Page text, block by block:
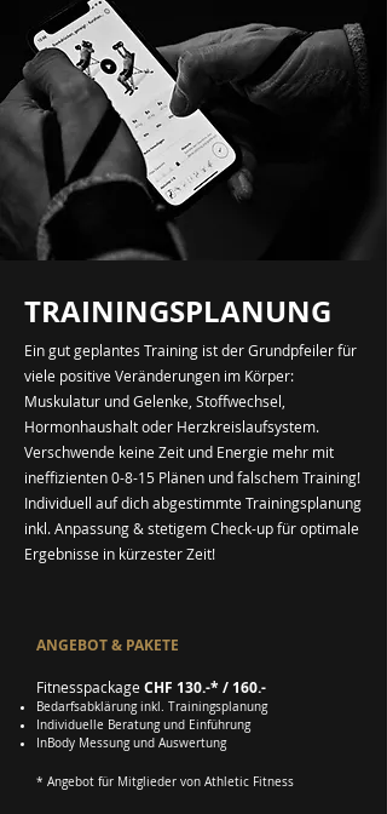
TRAININGSPLANUNG
Ein gut geplantes Training ist der Grundpfeiler für
viele positive Veränderungen im Körper:
Muskulatur und Gelenke, Stoffwechsel,
Hormonhaushalt oder Herzkreislaufsystem.
Verschwende keine Zeit und Energie mehr mit
ineffizienten 0-8-15 Plänen und falschem Training!
Individuell auf dich abgestimmte Trainingsplanung
inkl. Anpassung & stetigem Check-up für optimale
Ergebnisse in kürzester Zeit!
ANGEBOT & PAKETE
Fitnesspackage CHF 130.-* / 160.-
Bedarfsabklärung inkl. Trainingsplanung
Individuelle Beratung und Einführung
InBody Messung und Auswertung
* Angebot für Mitglieder von Athletic Fitness